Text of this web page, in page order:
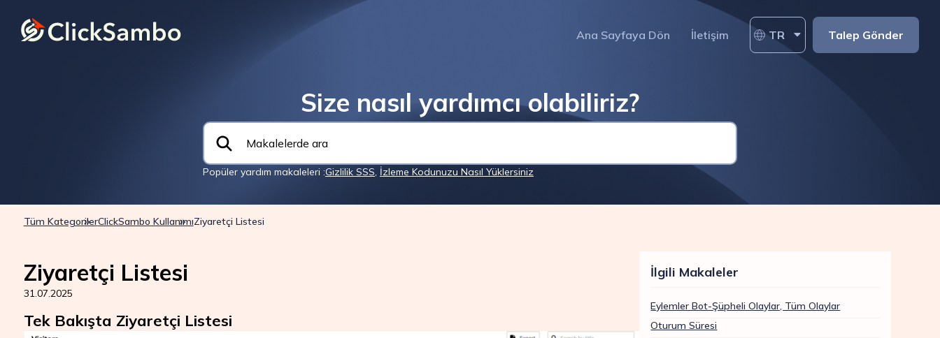
Ana Sayfaya Dön İletişim TR Talep Gönder
Size nasıl yardımcı olabiliriz?
Popüler yardım makaleleri :Gizlilik SSS, İzleme Kodunuzu Nasıl Yüklersiniz
Tüm KategorilerClickSambo KullanımıZiyaretçi Listesi
Ziyaretçi Listesi
31.07.2025
Tek Bakışta Ziyaretçi Listesi
İlgili Makaleler
Eylemler Bot-Şüpheli Olaylar, Tüm Olaylar
Oturum Süresi